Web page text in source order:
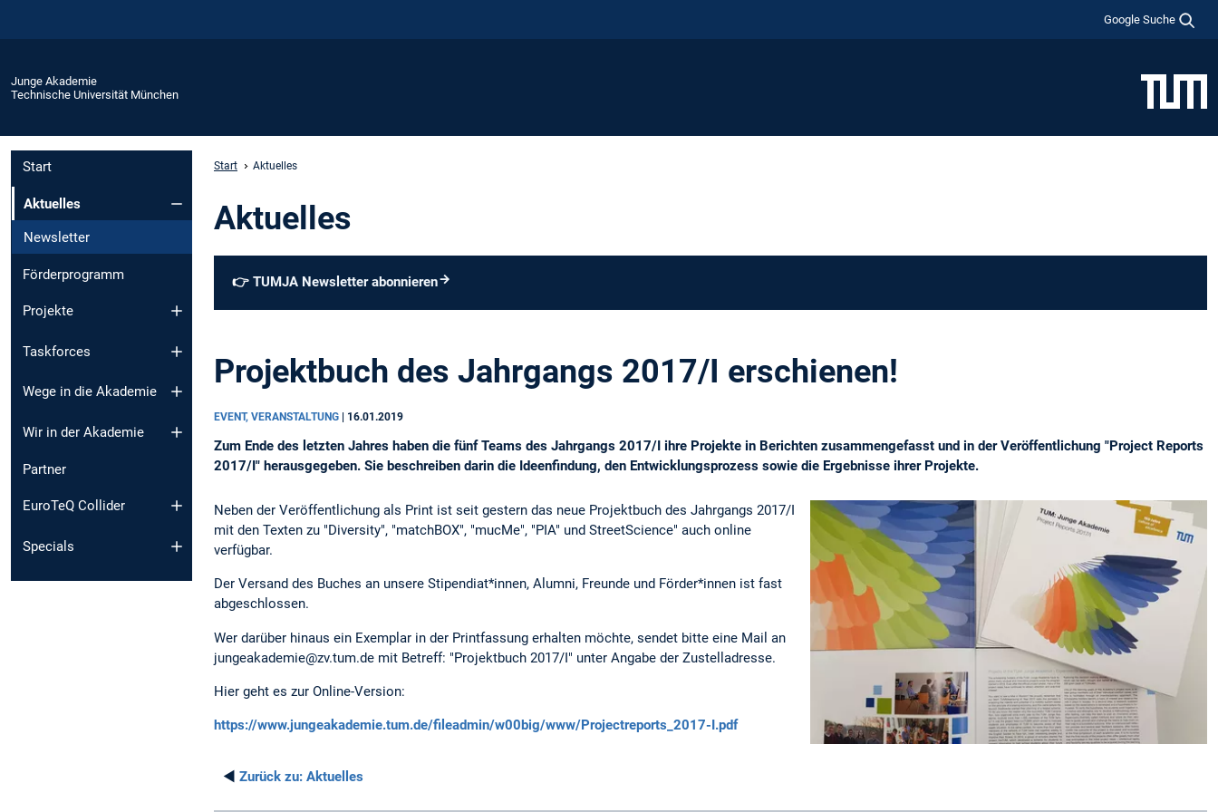
Google Suche
Junge Akademie
Technische Universität München
Start
Aktuelles
Newsletter
Förderprogramm
Projekte
Taskforces
Wege in die Akademie
Wir in der Akademie
Partner
EuroTeQ Collider
Specials
Start Aktuelles
Aktuelles
👉 TUMJA Newsletter abonnieren
Projektbuch des Jahrgangs 2017/I erschienen!
EVENT, VERANSTALTUNG 16.01.2019
Zum Ende des letzten Jahres haben die fünf Teams des Jahrgangs 2017/I ihre Projekte in Berichten zusammengefasst und in der Veröffentlichung "Project Reports
2017/I" herausgegeben. Sie beschreiben darin die Ideenfindung, den Entwicklungsprozess sowie die Ergebnisse ihrer Projekte.
Neben der Veröffentlichung als Print ist seit gestern das neue Projektbuch des Jahrgangs 2017/I
mit den Texten zu "Diversity", "matchBOX", "mucMe", "PIA" und StreetScience" auch online
verfügbar.
Der Versand des Buches an unsere Stipendiat*innen, Alumni, Freunde und Förder*innen ist fast
abgeschlossen.
Wer darüber hinaus ein Exemplar in der Printfassung erhalten möchte, sendet bitte eine Mail an
jungeakademie@zv.tum.de mit Betreff: "Projektbuch 2017/I" unter Angabe der Zustelladresse.
Hier geht es zur Online-Version:
https://www.jungeakademie.tum.de/fileadmin/w00big/www/Projectreports_2017-I.pdf
◄ Zurück zu: Aktuelles